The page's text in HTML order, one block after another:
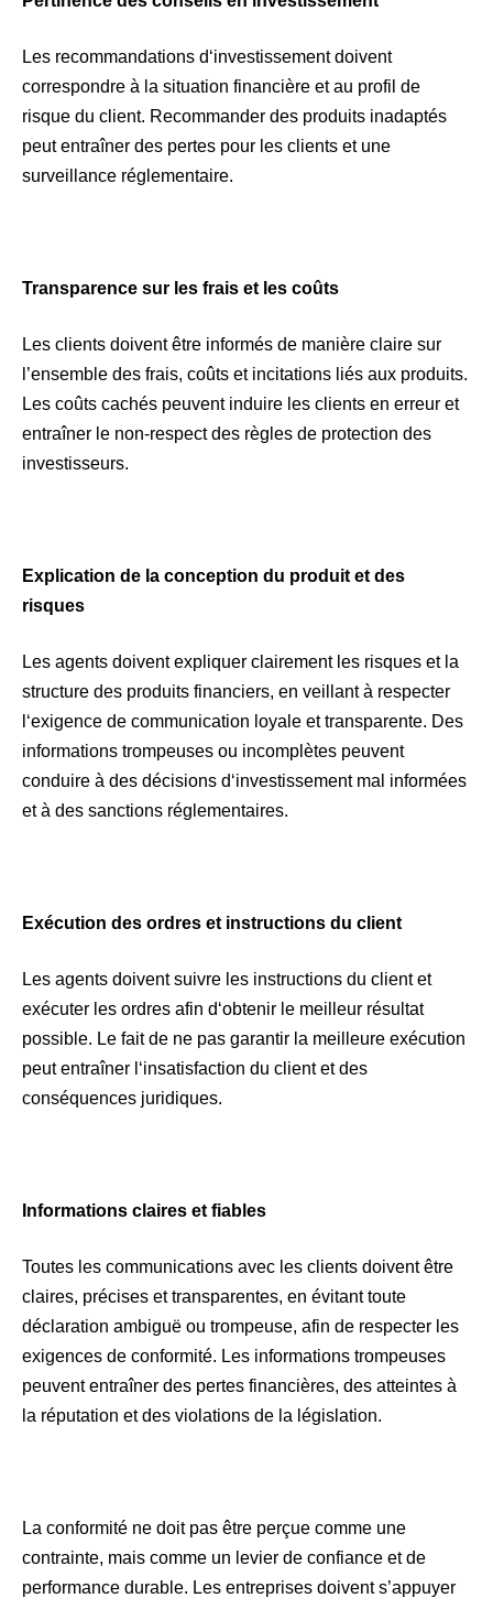
Les recommandations d‘investissement doivent
correspondre à la situation financière et au profil de
risque du client. Recommander des produits inadaptés
peut entraîner des pertes pour les clients et une
surveillance réglementaire.
Transparence sur les frais et les coûts
Les clients doivent être informés de manière claire sur
l’ensemble des frais, coûts et incitations liés aux produits.
Les coûts cachés peuvent induire les clients en erreur et
entraîner le non-respect des règles de protection des
investisseurs.
Explication de la conception du produit et des
risques
Les agents doivent expliquer clairement les risques et la
structure des produits financiers, en veillant à respecter
l‘exigence de communication loyale et transparente. Des
informations trompeuses ou incomplètes peuvent
conduire à des décisions d‘investissement mal informées
et à des sanctions réglementaires.
Exécution des ordres et instructions du client
Les agents doivent suivre les instructions du client et
exécuter les ordres afin d‘obtenir le meilleur résultat
possible. Le fait de ne pas garantir la meilleure exécution
peut entraîner l‘insatisfaction du client et des
conséquences juridiques.
Informations claires et fiables
Toutes les communications avec les clients doivent être
claires, précises et transparentes, en évitant toute
déclaration ambiguë ou trompeuse, afin de respecter les
exigences de conformité. Les informations trompeuses
peuvent entraîner des pertes financières, des atteintes à
la réputation et des violations de la législation.
La conformité ne doit pas être perçue comme une
contrainte, mais comme un levier de confiance et de
performance durable. Les entreprises doivent s’appuyer